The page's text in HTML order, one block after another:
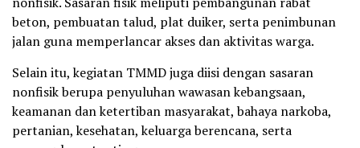
beton, pembuatan talud, plat duiker, serta penimbunan
jalan guna memperlancar akses dan aktivitas warga.
Selain itu, kegiatan TMMD juga diisi dengan sasaran
nonfisik berupa penyuluhan wawasan kebangsaan,
keamanan dan ketertiban masyarakat, bahaya narkoba,
pertanian, kesehatan, keluarga berencana, serta